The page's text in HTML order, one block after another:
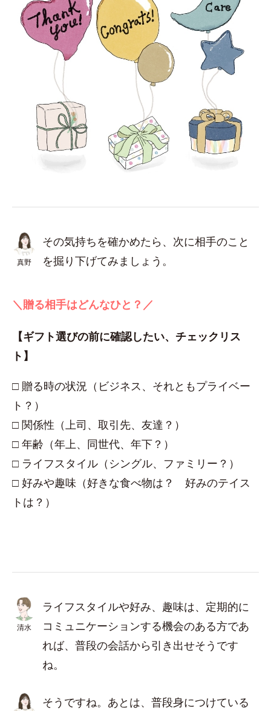
真野
その気持ちを確かめたら、次に相手のこと
を掘り下げてみましょう。
＼贈る相手はどんなひと？／
【ギフト選びの前に確認したい、チェックリス
ト】
□ 贈る時の状況（ビジネス、それともプライベー
ト？）
□ 関係性（上司、取引先、友達？）
□ 年齢（年上、同世代、年下？）
□ ライフスタイル（シングル、ファミリー？）
□ 好みや趣味（好きな食べ物は？ 好みのテイス
トは？）
清水
ライフスタイルや好み、趣味は、定期的に
コミュニケーションする機会のある方であ
れば、普段の会話から引き出せそうです
ね。
そうですね。あとは、普段身につけている